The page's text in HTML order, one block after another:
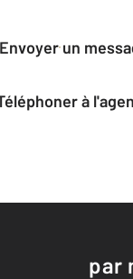
Envoyer un
Téléphoner à
par